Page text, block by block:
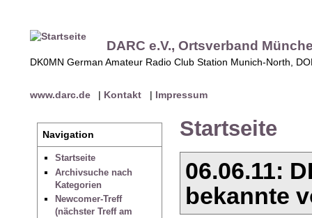
DARC e.V., Ortsverband
DK0MN German Amateur Radio Club Station Munich-North,
www.darc.de | Kontakt | Impressum
Navigation
Startseite
Archivsuche nach
Kategorien
Newcomer-Treff
(nächster Treff am
Startseite
06.06.11:
bekannte